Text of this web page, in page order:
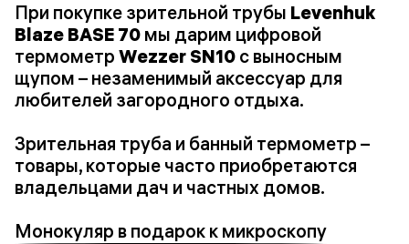
При покупке зрительной трубы Levenhuk
Blaze BASE 70 мы дарим цифровой
термометр Wezzer SN10 с выносным
щупом – незаменимый аксессуар для
любителей загородного отдыха.
Зрительная труба и банный термометр –
товары, которые часто приобретаются
владельцами дач и частных домов.
Монокуляр в подарок к микроскопу